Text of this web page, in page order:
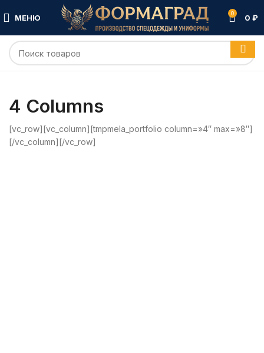
МЕНЮ 0 0 ₽
4 Columns
[vc_row][vc_column][tmpmela_portfolio column=»4″ max=»8″]
[/vc_column][/vc_row]